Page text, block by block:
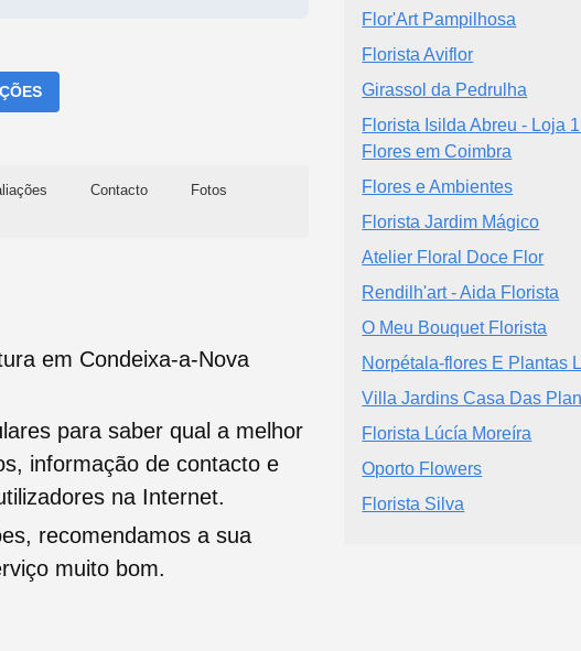
Contacto Fotos
em Condeixa-a-Nova
para saber qual a melhor
informação de contacto e
na Internet.
recomendamos a sua
muito bom.
Flor'Art Pampilhosa
Florista Aviflor
Girassol da Pedrulha
Florista Isilda Abreu - Loja
Flores em Coimbra
Flores e Ambientes
Florista Jardim Mágico
Atelier Floral Doce Flor
Rendilh'art - Aida Florista
O Meu Bouquet Florista
Norpétala-flores E Plantas
Villa Jardins Casa Das
Florista Lúcía Moreíra
Oporto Flowers
Florista Silva